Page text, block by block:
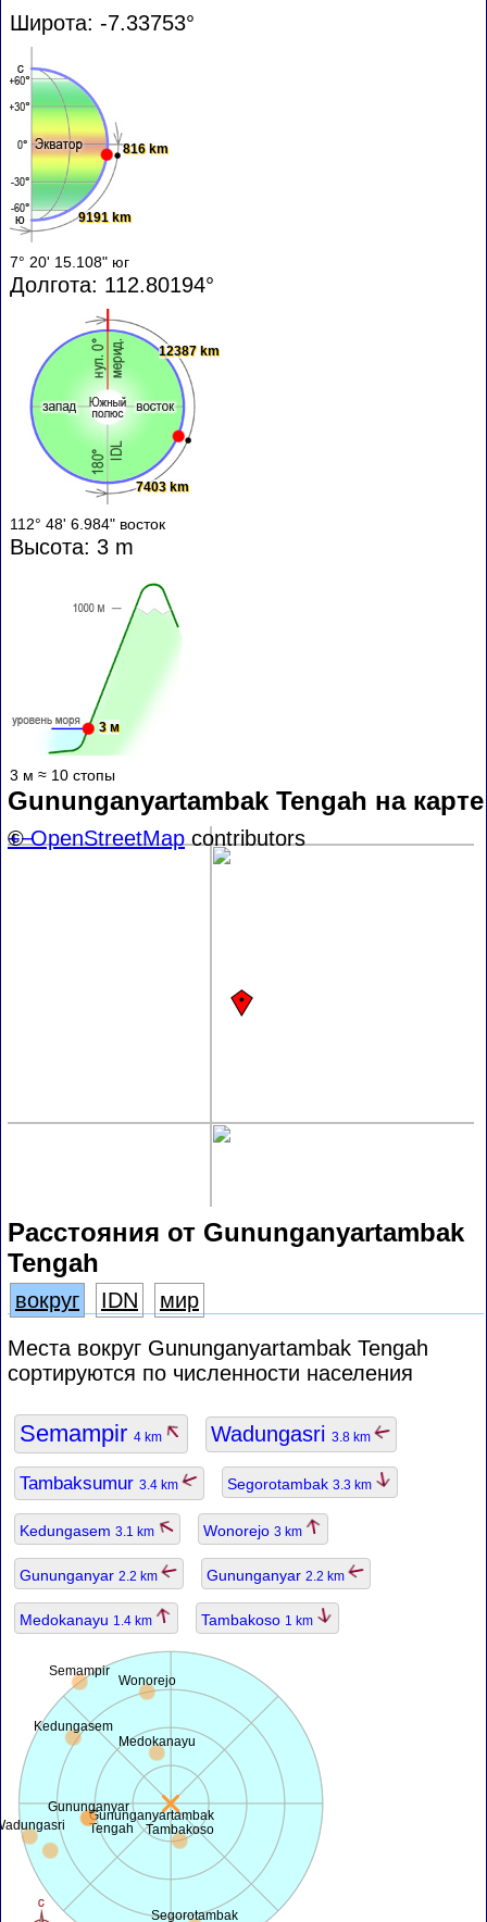
Широта: -7.33753°
9191 km
816 km
7° 20' 15.108" юг
Долгота: 112.80194°
12387 km
7403 km
112° 48' 6.984" восток
Высота: 3 m
3 м
3 м ≈ 10 стопы
Gununganyartambak Tengah на карте
+−
©OpenStreetMapcontributors
Расстояния от Gununganyartambak
Tengah
вокруг IDN
мир
Места вокруг Gununganyartambak Tengah
сортируются по численности населения
Semampir 4 km Wadungasri 3.8 km
Tambaksumur 3.4 km Segorotambak 3.3 km
Kedungasem 3.1 km Wonorejo 3 km
Gununganyar 2.2 km Gununganyar 2.2 km
Medokanayu 1.4 km Tambakoso 1 km
Gununganyartambak
Tengah
Semampir
Segorotambak
Kedungasem
Wonorejo
Gununganyar
Medokanayu
Tambakoso